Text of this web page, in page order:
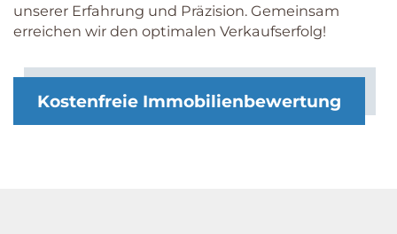
unserer Erfahrung und Präzision. Gemeinsam
erreichen wir den optimalen Verkaufserfolg!
Kostenfreie Immobilienbewertung